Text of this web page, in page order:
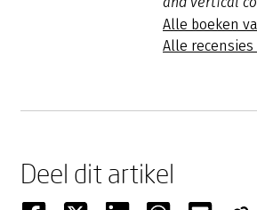
Alle boeken
Alle
Deel dit artikel